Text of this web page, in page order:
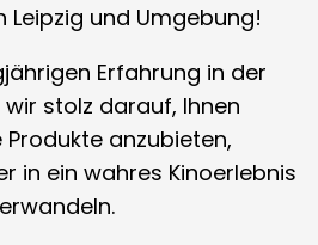
Leipzig und Umgebung!
Erfahrung in der
stolz darauf, Ihnen
anzubieten,
in ein wahres Kinoerlebnis